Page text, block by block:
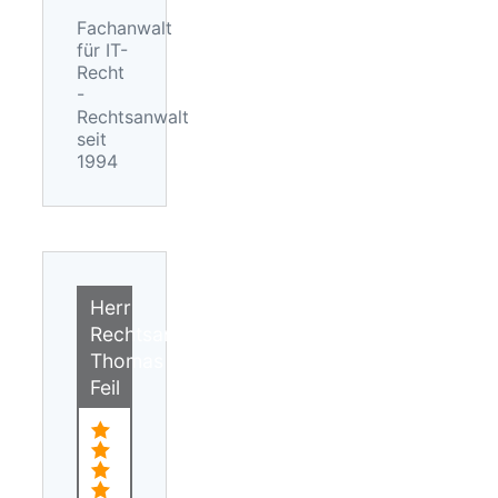
Fachanwalt
für IT-
Recht
-
Rechtsanwalt
seit
1994
Herr
Rechtsanwalt
Thomas
Feil